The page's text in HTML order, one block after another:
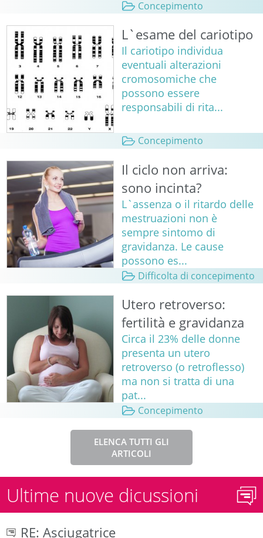
Concepimento
L`esame del cariotipo
Il cariotipo individua
eventuali alterazioni
cromosomiche che
possono essere
responsabili di rita...
Concepimento
Il ciclo non arriva:
sono incinta?
L`assenza o il ritardo delle
mestruazioni non è
sempre sintomo di
gravidanza. Le cause
possono es...
Difficolta di concepimento
Utero retroverso:
fertilità e gravidanza
Circa il 23% delle donne
presenta un utero
retroverso (o retroflesso)
ma non si tratta di una
pat...
Concepimento
ELENCA TUTTI GLI
ARTICOLI
Ultime nuove dicussioni
RE: Asciugatrice